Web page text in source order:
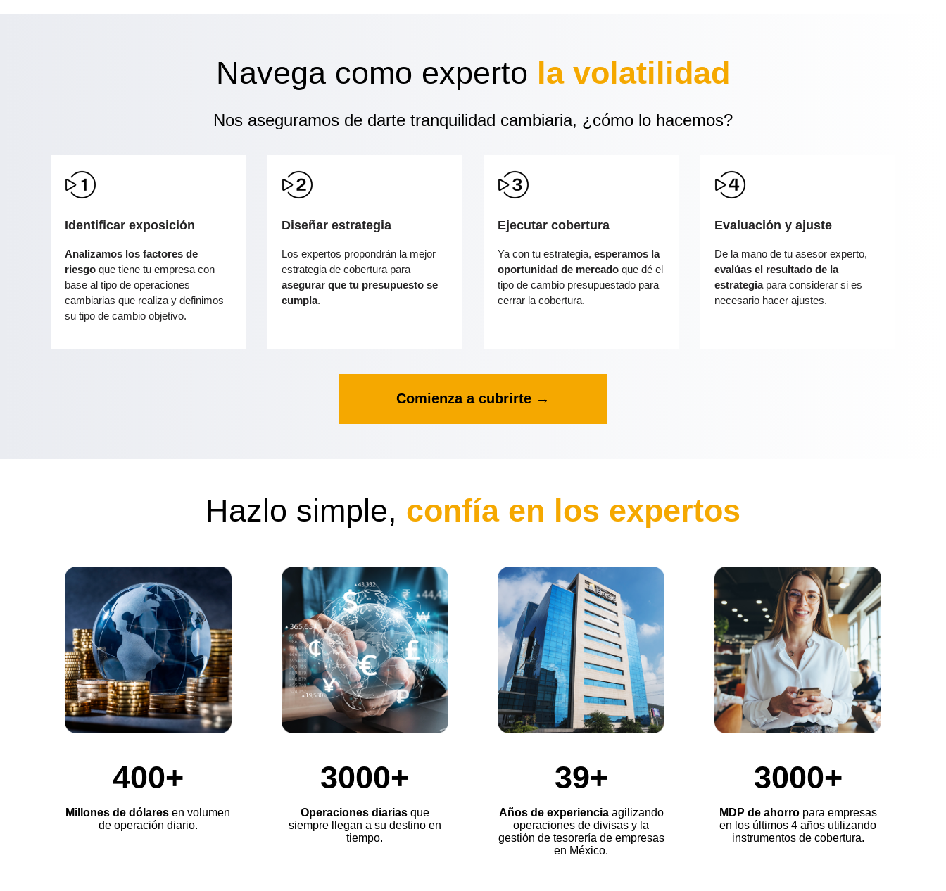
Navega como experto la volatilidad
Nos aseguramos de darte tranquilidad cambiaria, ¿cómo lo hacemos?
Identificar exposición
Analizamos los factores de
riesgo que tiene tu empresa con
base al tipo de operaciones
cambiarias que realiza y definimos
su tipo de cambio objetivo.
Diseñar estrategia
Los expertos propondrán la mejor
estrategia de cobertura para
asegurar que tu presupuesto se
cumpla.
Ejecutar cobertura
Ya con tu estrategia,esperamos la
oportunidad de mercado que dé el
tipo de cambio presupuestado para
cerrar la cobertura.
Evaluación y ajuste
De la mano de tu asesor experto,
evalúas el resultado de la
estrategiapara considerar si es
necesario hacer ajustes.
Comienza a cubrirte →
Hazlo simple, confía en los expertos
400+
Millones de dólares en volumen
de operación diario.
3000+
Operaciones diariasque
siempre llegan a su destino en
tiempo.
39+
Años de experienciaagilizando
operaciones de divisas y la
gestión de tesorería de empresas
en México.
3000+
MDP de ahorropara empresas
en los últimos 4 años utilizando
instrumentos de cobertura.